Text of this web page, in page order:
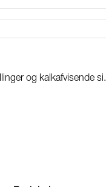
og kalkafvisende si.